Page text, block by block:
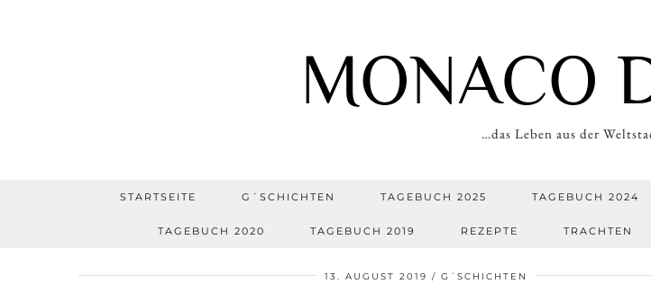
MONACO
…das Leben aus der
STARTSEITE G´SCHICHTEN TAGEBUCH 2025 TAGEBUCH 2024
TAGEBUCH 2020 TAGEBUCH 2019 REZEPTE TRACHTEN
13. AUGUST 2019 G´SCHICHTEN